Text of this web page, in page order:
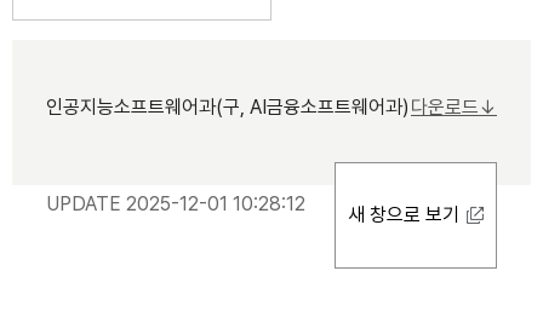
인공지능소프트웨어과(구, AI금융소프트웨어과) 다운로드↓
UPDATE 2025-12-01 10:28:12 새 창으로 보기